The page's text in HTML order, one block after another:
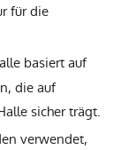
für die
basiert auf
die auf
sicher trägt.
verwendet,